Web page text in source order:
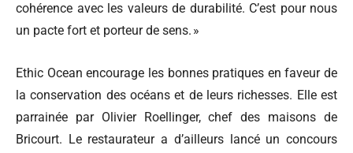
cohérence avec les valeurs de durabilité. C’est pour nous
un pacte fort et porteur de sens. »
Ethic Ocean encourage les bonnes pratiques en faveur de
la conservation des océans et de leurs richesses. Elle est
parrainée par Olivier Roellinger, chef des maisons de
Bricourt. Le restaurateur a d’ailleurs lancé un concours